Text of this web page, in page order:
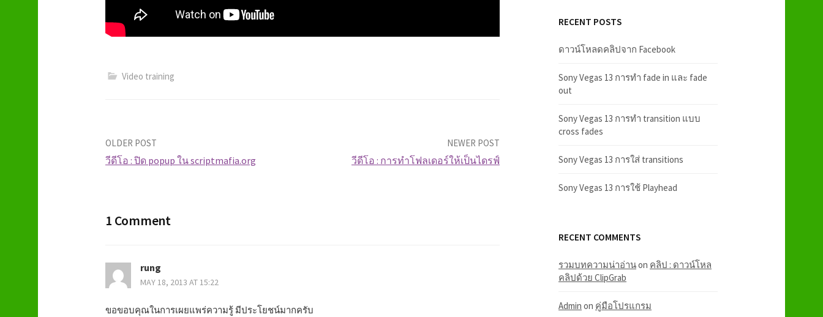
Video training
o
OLDER POST
วีดีโอ : ปิด popup ใน scriptmafia.org
NEWER POST
วีดีโอ : การทำโฟลเดอร์ให้เป็นไดรฟ์
1 Comment
rung
MAY 18, 2013 AT 15:22
ขอขอบคุณในการเผยแพร่ความรู้ มีประโยชน์มากครับ
RECENT POSTS
ดาวน์โหลดคลิปจาก Facebook
Sony Vegas 13 การทำ fade in และ fade
out
Sony Vegas 13 การทำ transition แบบ
cross fades
Sony Vegas 13 การใส่ transitions
Sony Vegas 13 การใช้ Playhead
RECENT COMMENTS
รวมบทความน่าอ่านon คลิป : ดาวน์โหล
คลิปด้วย ClipGrab
Admin on คู่มือโปรแกรม